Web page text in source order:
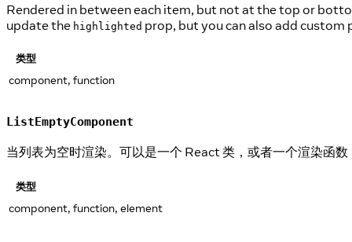
Rendered in between each item, but not at the top or
update the highlighted prop, but you can also add
类型
component, function
ListEmptyComponent
当列表为空时渲染。可以是一个 React 类，或者一个渲染函
类型
component, function, element